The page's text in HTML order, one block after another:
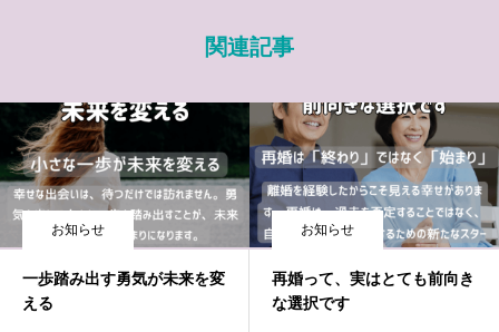
関連記事
お知らせ
一歩踏み出す勇気が未来を変
える
お知らせ
再婚って、実はとても前向き
な選択です